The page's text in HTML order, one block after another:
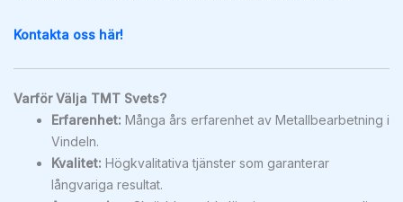
Kontakta oss här!
Varför Välja TMT Svets?
Erfarenhet: Många års erfarenhet av Metallbearbetning i
Vindeln.
Kvalitet: Högkvalitativa tjänster som garanterar
långvariga resultat.